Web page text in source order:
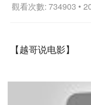
觀看次數: 734903 •
【越哥说电影】